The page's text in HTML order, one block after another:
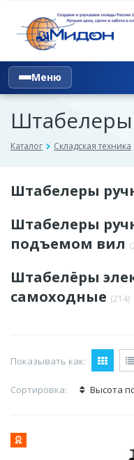
Меню
Штабелеры
Каталог Складская техника
Штабелеры
Штабелеры
подъемом вил
Штабелёры
самоходные (214)
Показывать как:
Сортировка: Высота